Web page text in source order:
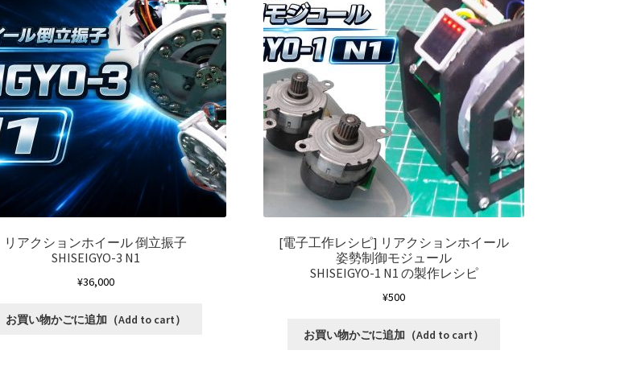
リアクションホイール 倒立振子
SHISEIGYO-3 N1
¥36,000
お買い物かごに追加（Add to cart）
[電子工作レシピ] リアクションホイール
姿勢制御モジュール
SHISEIGYO-1 N1 の製作レシピ
¥500
お買い物かごに追加（Add to cart）